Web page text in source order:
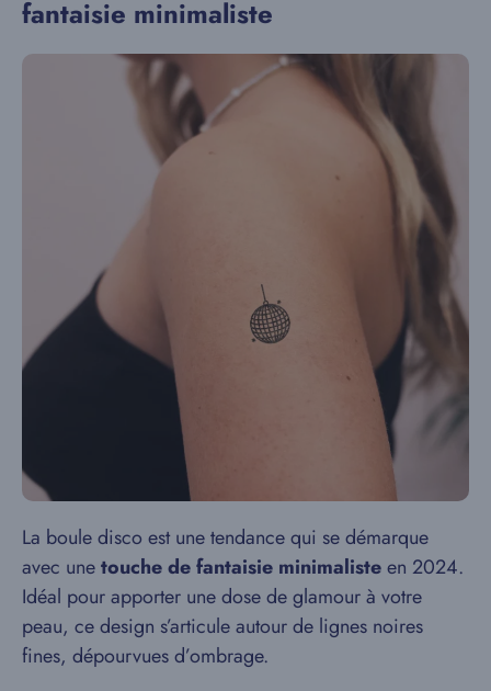
fantaisie minimaliste
La boule disco est une tendance qui se démarque
avec unetouche de fantaisie minimalisteen 2024.
Idéal pour apporter une dose de glamour à votre
peau, ce design s’articule autour de lignes noires
fines, dépourvues d’ombrage.